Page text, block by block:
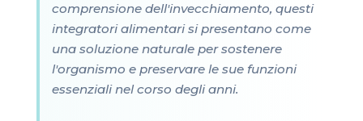
comprensione dell'invecchiamento, questi
integratori alimentari si presentano come
una soluzione naturale per sostenere
l'organismo e preservare le sue funzioni
essenziali nel corso degli anni.